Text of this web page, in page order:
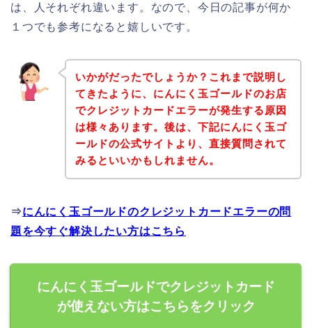
は、人それぞれ違います。なので、今日の記事が何か
１つでも参考になると嬉しいです。
いかがだったでしょうか？これまで説明し
てきたように、にんにく玉ゴールドのお店
でクレジットカードエラーが発生する原因
は様々あります。後は、下記にんにく玉ゴ
ールドの公式サイトより、直接質問されて
みるといいかもしれません。
⇒にんにく玉ゴールドのクレジットカードエラーの問
題を今すぐ解決したい方はこちら
にんにく玉ゴールドでクレジットカード
が使えない方はこちらをクリック